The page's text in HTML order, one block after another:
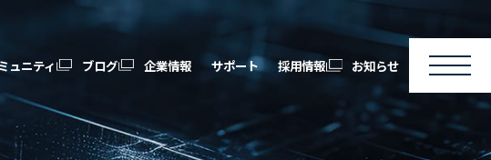
ュニティ ブログ 企業情報 サポート 採用情報 お知らせ